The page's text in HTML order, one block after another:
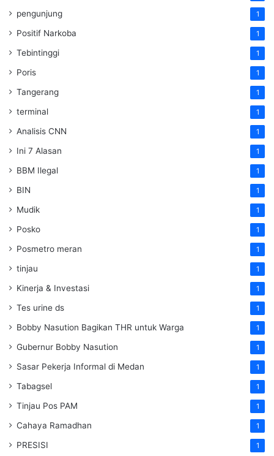
pengunjung 1
Positif Narkoba 1
Tebintinggi 1
Poris 1
Tangerang 1
terminal 1
Analisis CNN 1
Ini 7 Alasan 1
BBM Ilegal 1
BIN 1
Mudik 1
Posko 1
Posmetro meran 1
tinjau 1
Kinerja & Investasi 1
Tes urine ds 1
Bobby Nasution Bagikan THR untuk Warga 1
Gubernur Bobby Nasution 1
Sasar Pekerja Informal di Medan 1
Tabagsel 1
Tinjau Pos PAM 1
Cahaya Ramadhan 1
PRESISI 1